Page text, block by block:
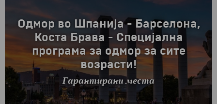
Одмор во Шпанија - Барселона,
Коста Брава - Специјална
програма за одмор за сите
возрасти!
Гарантирани места